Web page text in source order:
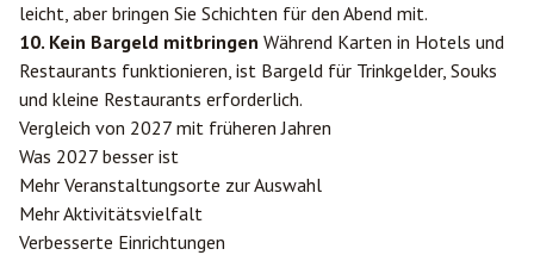
leicht, aber bringen Sie Schichten für den Abend mit.
10. Kein Bargeld mitbringen Während Karten in Hotels und
Restaurants funktionieren, ist Bargeld für Trinkgelder, Souks
und kleine Restaurants erforderlich.
Vergleich von 2027 mit früheren Jahren
Was 2027 besser ist
Mehr Veranstaltungsorte zur Auswahl
Mehr Aktivitätsvielfalt
Verbesserte Einrichtungen